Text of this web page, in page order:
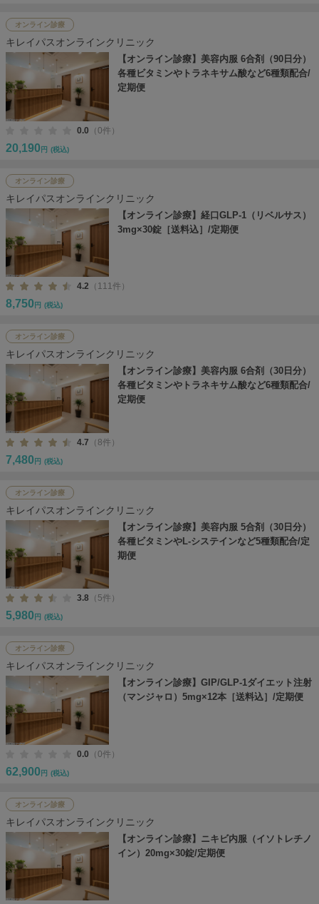
オンライン診療
キレイパスオンラインクリニック
【オンライン診療】美容内服 6合剤（90日分）
各種ビタミンやトラネキサム酸など6種類配合/
定期便
0.0 （0件）
20,190 円 (税込)
オンライン診療
キレイパスオンラインクリニック
【オンライン診療】経口GLP-1（リベルサス）
3mg×30錠［送料込］/定期便
4.2 （111件）
8,750 円 (税込)
オンライン診療
キレイパスオンラインクリニック
【オンライン診療】美容内服 6合剤（30日分）
各種ビタミンやトラネキサム酸など6種類配合/
定期便
4.7 （8件）
7,480 円 (税込)
オンライン診療
キレイパスオンラインクリニック
【オンライン診療】美容内服 5合剤（30日分）
各種ビタミンやL-システインなど5種類配合/定
期便
3.8 （5件）
5,980 円 (税込)
オンライン診療
キレイパスオンラインクリニック
【オンライン診療】GIP/GLP-1ダイエット注射
（マンジャロ）5mg×12本［送料込］/定期便
0.0 （0件）
62,900 円 (税込)
オンライン診療
キレイパスオンラインクリニック
【オンライン診療】ニキビ内服（イソトレチノ
イン）20mg×30錠/定期便